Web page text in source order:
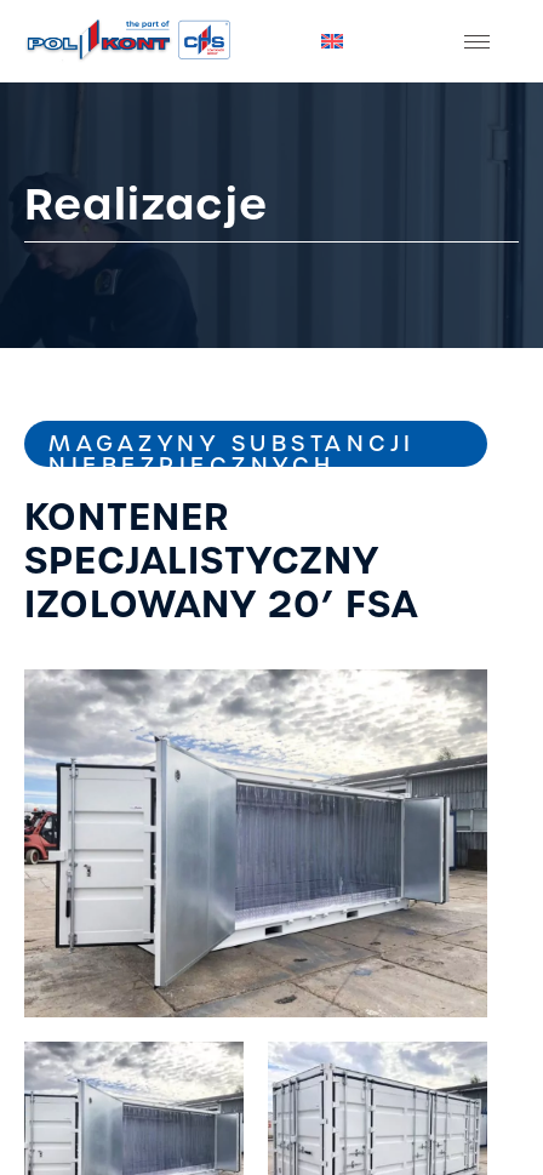
Realizacje
MAGAZYNY SUBSTANCJI
NIEBEZPIECZNYCH
KONTENER
SPECJALISTYCZNY
IZOLOWANY 20’ FSA